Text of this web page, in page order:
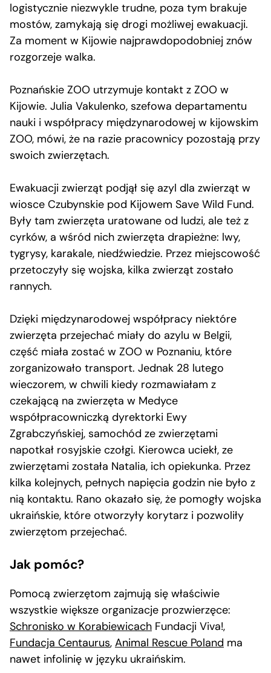
logistycznie niezwykle trudne, poza tym brakuje
mostów, zamykają się drogi możliwej ewakuacji.
Za moment w Kijowie najprawdopodobniej znów
rozgorzeje walka.
Poznańskie ZOO utrzymuje kontakt z ZOO w
Kijowie. Julia Vakulenko, szefowa departamentu
nauki i współpracy międzynarodowej w kijowskim
ZOO, mówi, że na razie pracownicy pozostają przy
swoich zwierzętach.
Ewakuacji zwierząt podjął się azyl dla zwierząt w
wiosce Czubynskie pod Kijowem Save Wild Fund.
Były tam zwierzęta uratowane od ludzi, ale też z
cyrków, a wśród nich zwierzęta drapieżne: lwy,
tygrysy, karakale, niedźwiedzie. Przez miejscowość
przetoczyły się wojska, kilka zwierząt zostało
rannych.
Dzięki międzynarodowej współpracy niektóre
zwierzęta przejechać miały do azylu w Belgii,
część miała zostać w ZOO w Poznaniu, które
zorganizowało transport. Jednak 28 lutego
wieczorem, w chwili kiedy rozmawiałam z
czekającą na zwierzęta w Medyce
współpracowniczką dyrektorki Ewy
Zgrabczyńskiej, samochód ze zwierzętami
napotkał rosyjskie czołgi. Kierowca uciekł, ze
zwierzętami została Natalia, ich opiekunka. Przez
kilka kolejnych, pełnych napięcia godzin nie było z
nią kontaktu. Rano okazało się, że pomogły wojska
ukraińskie, które otworzyły korytarz i pozwoliły
zwierzętom przejechać.
Jak pomóc?
Pomocą zwierzętom zajmują się właściwie
wszystkie większe organizacje prozwierzęce:
Schronisko w Korabiewicach Fundacji Viva!,
Fundacja Centaurus, Animal Rescue Poland ma
nawet infolinię w języku ukraińskim.